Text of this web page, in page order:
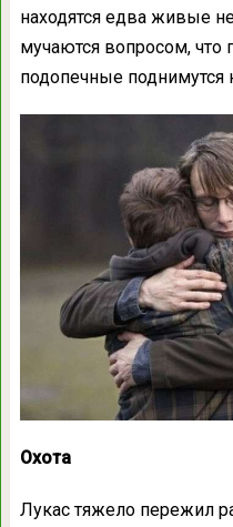
находятся едва живые
мучаются вопросом, что
подопечные поднимутся
Охота
Лукас тяжело пережил